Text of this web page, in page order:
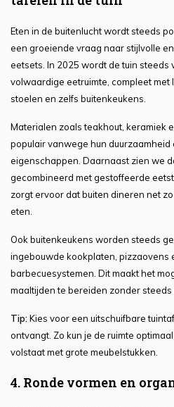
Eten in de buitenlucht wordt steeds
een groeiende vraag naar stijlvolle
eetsets. In 2025 wordt de tuin steeds
volwaardige eetruimte, compleet met
stoelen en zelfs buitenkeukens.
Materialen zoals teakhout, keramiek
populair vanwege hun
eigenschappen. Daarnaast zien we
gecombineerd met gestoffeerde
zorgt ervoor dat buiten dineren net
eten.
Ook buitenkeukens worden steeds
ingebouwde kookplaten, pizzaovens
barbecuesystemen. Dit maakt het
maaltijden te bereiden zonder
Tip: Kies voor een uitschuifbare
ontvangt. Zo kun je de ruimte
volstaat met grote meubelstukken.
4. Ronde vormen en